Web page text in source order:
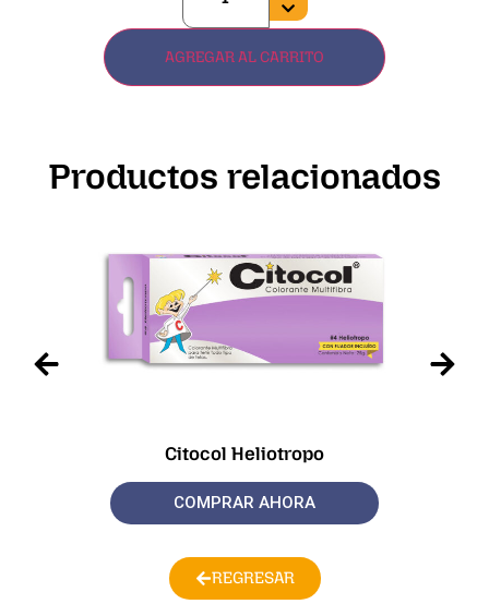
AGREGAR AL CARRITO
Productos relacionados
Citocol Heliotropo
COMPRAR AHORA
REGRESAR